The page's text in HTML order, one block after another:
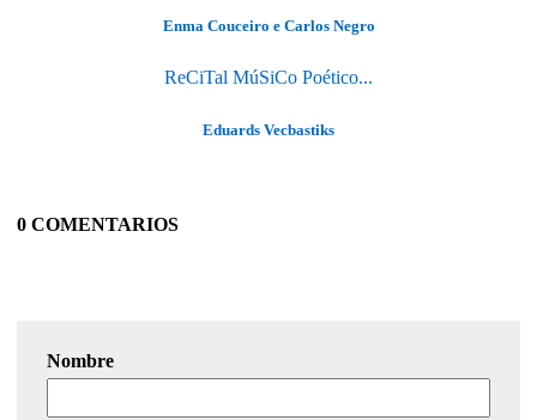
Enma Couceiro e Carlos Negro
ReCiTal MúSiCo Poético...
Eduards Vecbastiks
0 COMENTARIOS
Nombre